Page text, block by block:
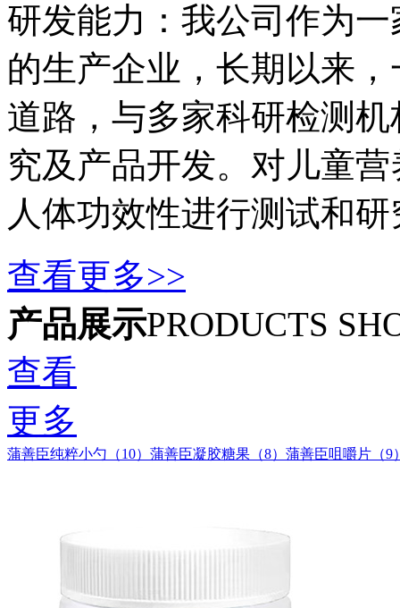
研发能力：我公司作为
的生产企业，长期以来
道路，与多家科研检测
究及产品开发。对儿童
人体功效性进行测试和研
查看更多>>
产品展示PRODUCTS
查看
更多
蒲善臣纯粹小勺（10） 蒲善臣凝胶糖果（8） 蒲善臣咀嚼片（9